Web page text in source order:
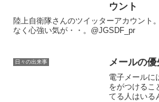
ウント
陸上自衛隊さんのツイッターアカウント
なく心強い気が・・。@JGSDF_pr
日々の出来事 メールの
電子メールに
をがつけるこ
てる人はいる